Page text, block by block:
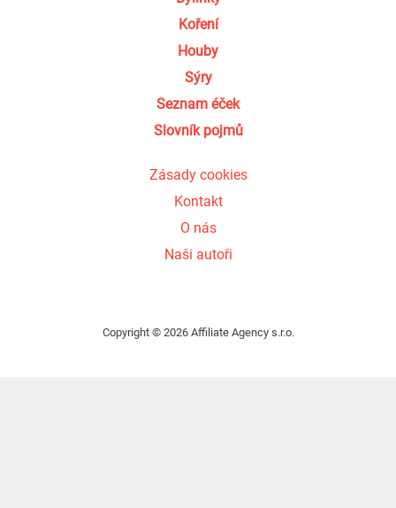
Koření
Houby
Sýry
Seznam éček
Slovník pojmů
Zásady cookies
Kontakt
O nás
Naši autoři
Copyright © 2026 Affiliate Agency s.r.o.